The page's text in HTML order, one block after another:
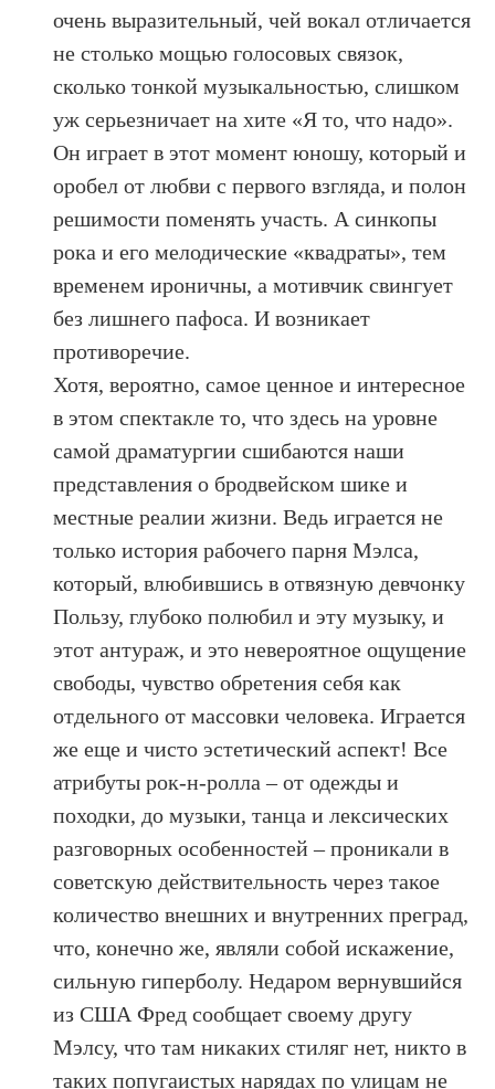
очень выразительный, чей вокал отличается
не столько мощью голосовых связок,
сколько тонкой музыкальностью, слишком
уж серьезничает на хите «Я то, что надо».
Он играет в этот момент юношу, который и
оробел от любви с первого взгляда, и полон
решимости поменять участь. А синкопы
рока и его мелодические «квадраты», тем
временем ироничны, а мотивчик свингует
без лишнего пафоса. И возникает
противоречие.
Хотя, вероятно, самое ценное и интересное
в этом спектакле то, что здесь на уровне
самой драматургии сшибаются наши
представления о бродвейском шике и
местные реалии жизни. Ведь играется не
только история рабочего парня Мэлса,
который, влюбившись в отвязную девчонку
Пользу, глубоко полюбил и эту музыку, и
этот антураж, и это невероятное ощущение
свободы, чувство обретения себя как
отдельного от массовки человека. Играется
же еще и чисто эстетический аспект! Все
атрибуты рок-н-ролла – от одежды и
походки, до музыки, танца и лексических
разговорных особенностей – проникали в
советскую действительность через такое
количество внешних и внутренних преград,
что, конечно же, являли собой искажение,
сильную гиперболу. Недаром вернувшийся
из США Фред сообщает своему другу
Мэлсу, что там никаких стиляг нет, никто в
таких попугаистых нарядах по улицам не